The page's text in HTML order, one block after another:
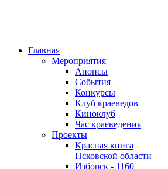
Главная
Мероприятия
Анонсы
События
Конкурсы
Клуб краеведов
Киноклуб
Час краеведения
Проекты
Красная книга
Псковской области
Изборск - 1160